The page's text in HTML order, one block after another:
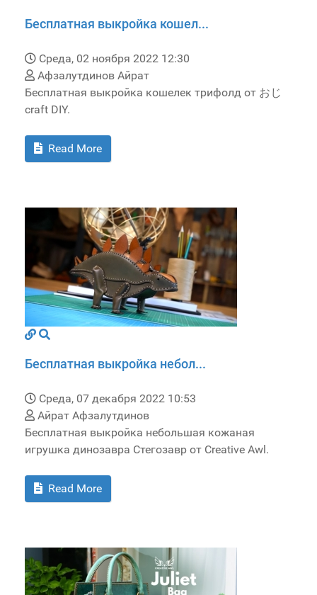
Бесплатная выкройка кошел...
Среда, 02 ноября 2022 12:30
Афзалутдинов Айрат
Бесплатная выкройка кошелек трифолд от おじ
craft DIY.
Read More
Бесплатная выкройка небол...
Среда, 07 декабря 2022 10:53
Айрат Афзалутдинов
Бесплатная выкройка небольшая кожаная
игрушка динозавра Стегозавр от Creative Awl.
Read More